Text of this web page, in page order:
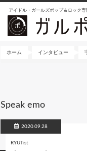
アイドル・ガールズポップ＆ロック専
ホーム インタビュー
Speak emo
2020.09.28
RYUTist